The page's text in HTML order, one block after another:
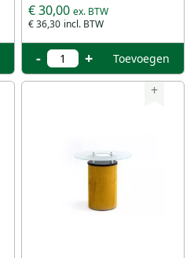
€ 36,30
€ 30,00
- + Toevoegen
+